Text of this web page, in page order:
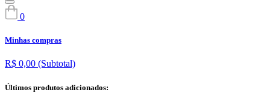
0
Minhas compras
R$ 0,00 (Subtotal)
Últimos produtos adicionados: